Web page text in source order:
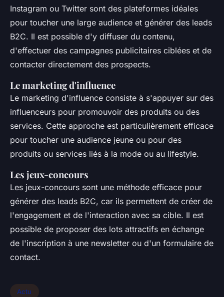
Instagram ou Twitter sont des plateformes idéales
pour toucher une large audience et générer des leads
B2C. Il est possible d'y diffuser du contenu,
d'effectuer des campagnes publicitaires ciblées et de
contacter directement des prospects.
Le marketing d'influence
Le marketing d'influence consiste à s'appuyer sur des
influenceurs pour promouvoir des produits ou des
services. Cette approche est particulièrement efficace
pour toucher une audience jeune ou pour des
produits ou services liés à la mode ou au lifestyle.
Les jeux-concours
Les jeux-concours sont une méthode efficace pour
générer des leads B2C, car ils permettent de créer de
l'engagement et de l'interaction avec sa cible. Il est
possible de proposer des lots attractifs en échange
de l'inscription à une newsletter ou d'un formulaire de
contact.
Actu